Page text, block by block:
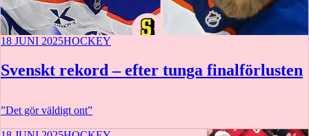
18 JUNI 2025HOCKEY
Svenskt rekord – efter tunga finalförlusten
”Det gör väldigt ont”